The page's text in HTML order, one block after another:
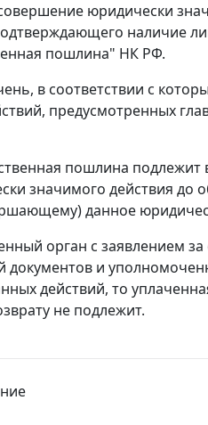
юридически
наличие
пошлина" НК РФ.
в соответствии с
предусмотренных
пошлина подлежит
значимого действия до
данное
орган с заявлением
документов и
действий, то
не подлежит.